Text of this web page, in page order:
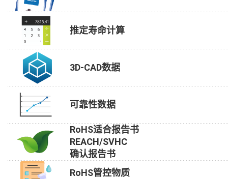
推定寿命计算
3D-CAD数据
可靠性数据
RoHS适合报告书
REACH/SVHC
确认报告书
RoHS管控物质